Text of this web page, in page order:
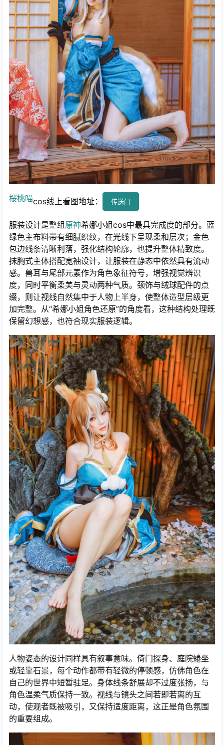
桜桃喵cos线上看图地址： 传送门
服装设计是整组原神希娜小姐cos中最具完成度的部分。蓝
绿色主布料带有细腻织纹，在光线下呈现柔和层次；金色
包边线条清晰利落，强化结构轮廓，也提升整体精致度。
抹胸式主体搭配宽袖设计，让服装在静态中依然具有流动
感。兽耳与尾部元素作为角色象征符号，增强视觉辨识
度，同时平衡柔美与灵动两种气质。颈饰与绒球配件的点
缀，则让视线自然集中于人物上半身，使整体造型层级更
加完整。从“希娜小姐角色还原”的角度看，这种结构处理既
保留幻想感，也符合现实服装逻辑。
人物姿态的设计同样具有叙事意味。倚门探身、庭院蜷坐
或轻靠石景，每个动作都带有轻微的停顿感，仿佛角色在
自己的世界中短暂驻足。身体线条舒展却不过度张扬，与
角色温柔气质保持一致。视线与镜头之间若即若离的互
动，使观者既被吸引，又保持适度距离，这正是角色氛围
的重要组成。